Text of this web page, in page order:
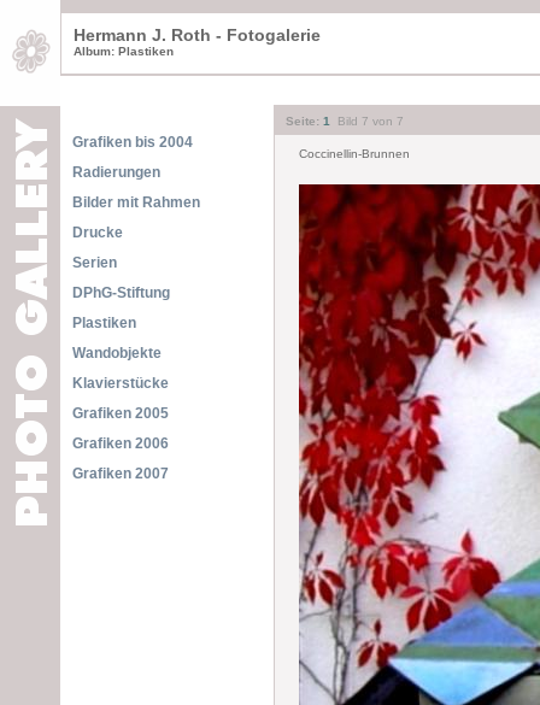
Hermann J. Roth - Fotogalerie
Album: Plastiken
Seite: 1 Bild 7 von 7
Grafiken bis 2004
Radierungen
Bilder mit Rahmen
Drucke
Serien
DPhG-Stiftung
Plastiken
Wandobjekte
Klavierstücke
Grafiken 2005
Grafiken 2006
Grafiken 2007
Coccinellin-Brunnen